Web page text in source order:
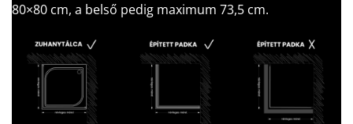
80×80 cm, a belső pedig maximum 73,5 cm.